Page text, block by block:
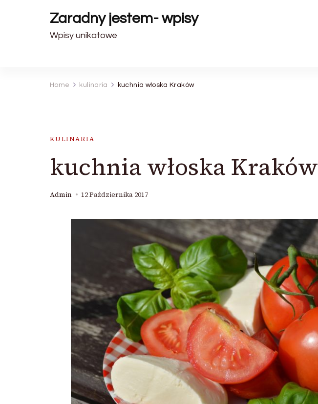
Zaradny jestem- wpisy
Wpisy unikatowe
Home kulinaria kuchnia włoska Kraków
KULINARIA
kuchnia włoska Kraków
Admin 12 Października 2017